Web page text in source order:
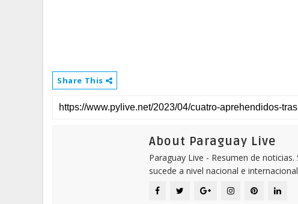
Share This
About Paraguay Live
Paraguay Live - Resumen de
sucede a nivel nacional e